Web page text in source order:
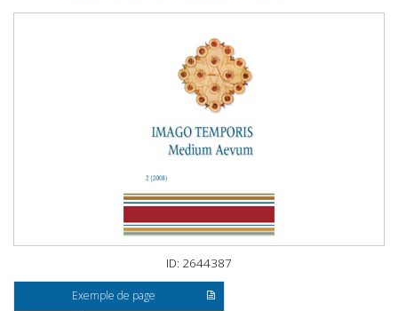
ID: 2644387
Exemple de page